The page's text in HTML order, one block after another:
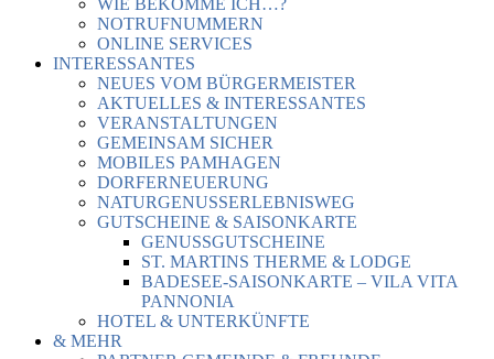
WIE BEKOMME ICH…?
NOTRUFNUMMERN
ONLINE SERVICES
INTERESSANTES
NEUES VOM BÜRGERMEISTER
AKTUELLES & INTERESSANTES
VERANSTALTUNGEN
GEMEINSAM SICHER
MOBILES PAMHAGEN
DORFERNEUERUNG
NATURGENUSSERLEBNISWEG
GUTSCHEINE & SAISONKARTE
GENUSSGUTSCHEINE
ST. MARTINS THERME & LODGE
BADESEE-SAISONKARTE – VILA VITA
PANNONIA
HOTEL & UNTERKÜNFTE
& MEHR